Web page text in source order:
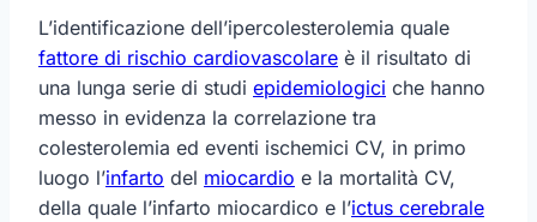
L’identificazione dell’ipercolesterolemia quale
fattore di rischio cardiovascolare è il risultato di
una lunga serie di studi epidemiologici che hanno
messo in evidenza la correlazione tra
colesterolemia ed eventi ischemici CV, in primo
luogo l’infarto del miocardio e la mortalità CV,
della quale l’infarto miocardico e l’ictus cerebrale